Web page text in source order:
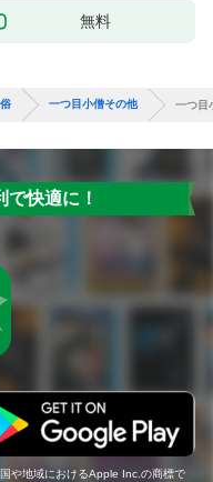
無料
一つ目小僧その他 一つ目
快適に！
や地域におけるApple Inc.の商標で